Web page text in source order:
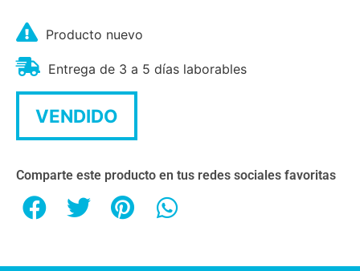
Producto nuevo
Entrega de 3 a 5 días laborables
VENDIDO
Comparte este producto en tus redes sociales favoritas